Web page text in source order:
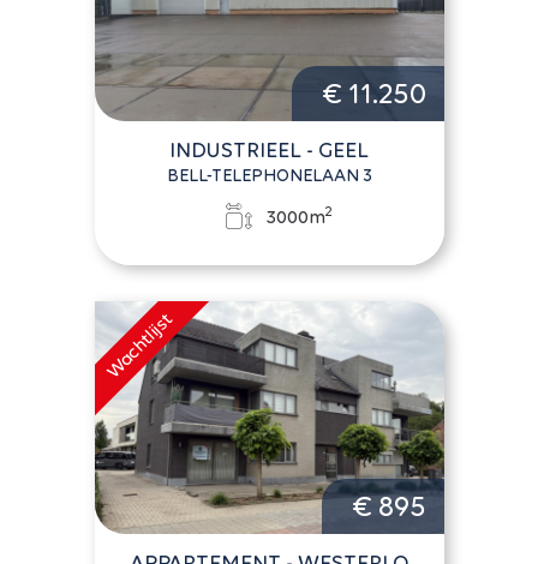
€ 11.250
INDUSTRIEEL - GEEL
BELL-TELEPHONELAAN 3
3000m2
€ 895